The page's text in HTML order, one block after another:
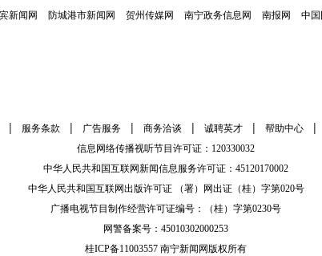
新闻网 防城港市新闻网 贺州传媒网 南宁政务信息网 南报网 中国
| 服务条款 | 广告服务 | 商务洽谈 | 诚聘英才 | 帮助中心 |
信息网络传播视听节目许可证：120330032
中华人民共和国互联网新闻信息服务许可证：45120170002
中华人民共和国互联网出版许可证 （署）网出证（桂）字第020号
广播电视节目制作经营许可证编号：（桂）字第0230号
网警备案号：45010302000253
桂ICP备11003557 南宁新闻网版权所有